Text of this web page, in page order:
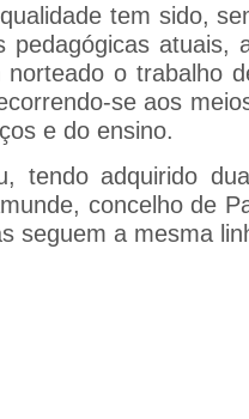
tem sido,
pedagógicas
o trabalho
se aos
e do ensino.
tendo adquirido
concelho de
seguem a mesma